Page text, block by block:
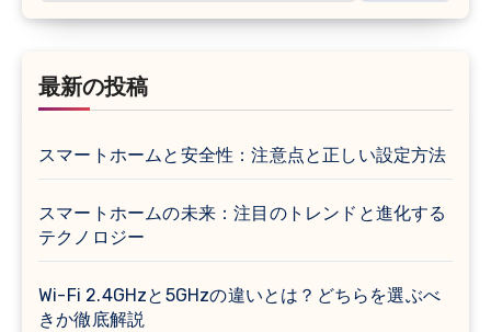
最新の投稿
スマートホームと安全性：注意点と正しい設定方法
スマートホームの未来：注目のトレンドと進化する
テクノロジー
Wi-Fi 2.4GHzと5GHzの違いとは？どちらを選ぶべ
きか徹底解説